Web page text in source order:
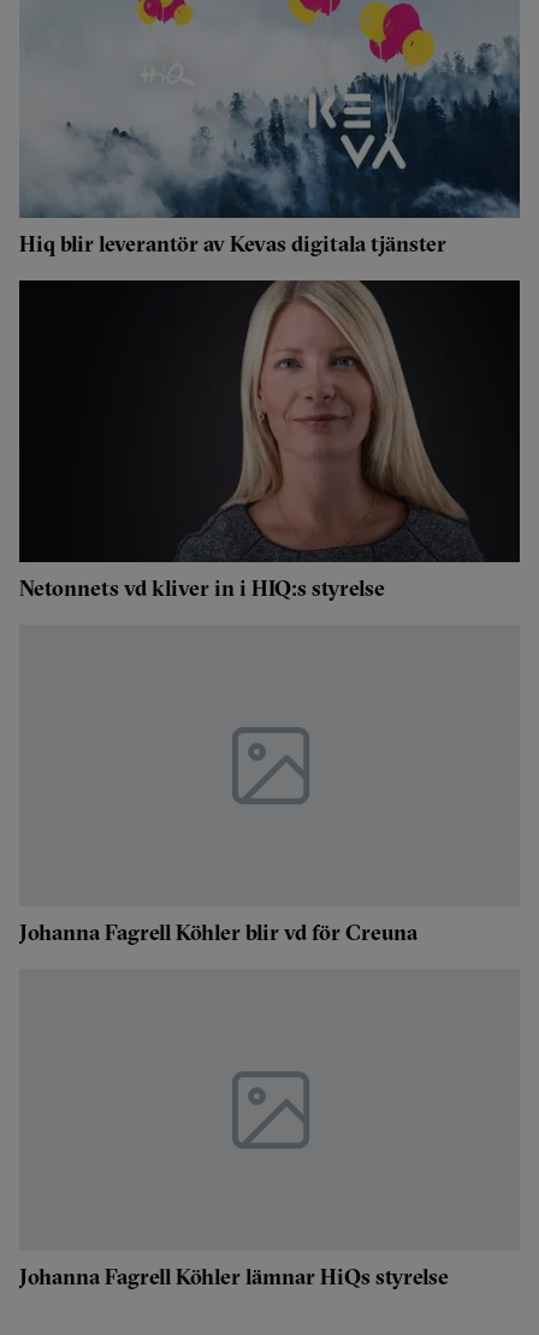
Hiq blir leverantör av Kevas digitala tjänster
Netonnets vd kliver in i HIQ:s styrelse
Johanna Fagrell Köhler blir vd för Creuna
Johanna Fagrell Köhler lämnar HiQs styrelse